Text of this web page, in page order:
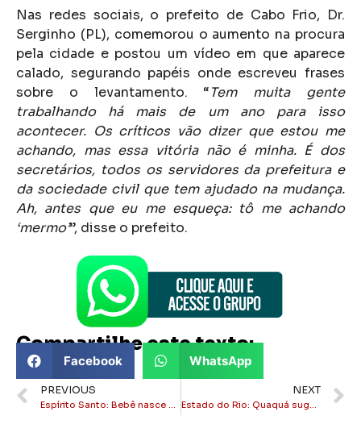
Nas redes sociais, o prefeito de Cabo Frio, Dr.
Serginho (PL), comemorou o aumento na procura
pela cidade e postou um vídeo em que aparece
calado, segurando papéis onde escreveu frases
sobre o levantamento. “Tem muita gente
trabalhando há mais de um ano para isso
acontecer. Os críticos vão dizer que estou me
achando, mas essa vitória não é minha. É dos
secretários, todos os servidores da prefeitura e
da sociedade civil que tem ajudado na mudança.
Ah, antes que eu me esqueça: tô me achando
‘mermo’”, disse o prefeito.
Compartilhe este texto:
Facebook WhatsApp
PREVIOUS
Espírito Santo: Bebê nasce em pleno carnaval em base de apoio de concessionária da BR-101
NEXT
Estado do Rio: Quaquá sugere a Lula defender a anistia para os condenados do 8 de janeiro